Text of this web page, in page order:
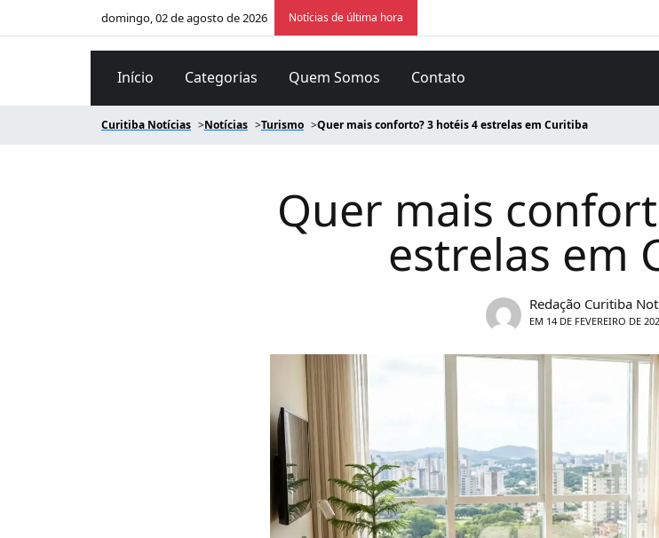
domingo, 02 de agosto de 2026 Notícias de última hora
Início Categorias Quem Somos Contato
Curitiba Notícias Notícias Turismo Quer mais conforto? 3 hotéis 4 estrelas em Curitiba
Quer mais
estrelas em
Redação Curitiba
EM 14 DE FEVEREIRO DE